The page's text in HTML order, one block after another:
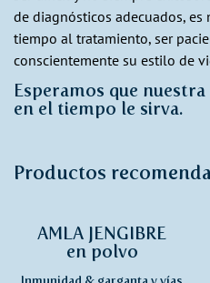
de diagnósticos adecuados, es
tiempo al tratamiento, ser
conscientemente su estilo de
Esperamos que
en el tiempo le sirva.
Productos
AMLA JENGIBRE
en polvo
Inmunidad & garganta y vías